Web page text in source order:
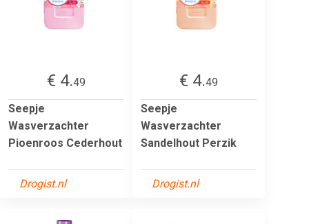
€ 4.49
Seepje
Wasverzachter
Pioenroos Cederhout
Drogist.nl
€ 4.49
Seepje
Wasverzachter
Sandelhout Perzik
Drogist.nl